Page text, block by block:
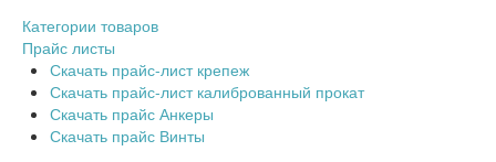
Категории товаров
Прайс листы
Скачать прайс-лист крепеж
Скачать прайс-лист калиброванный прокат
Скачать прайс Анкеры
Скачать прайс Винты